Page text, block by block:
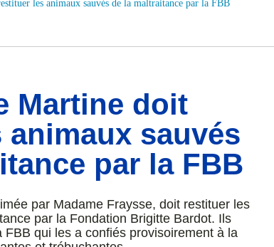
Martine doit
sauvés
par la FBB
par Madame Fraysse, doit restituer les
par la Fondation Brigitte Bardot. Ils
qui les a confiés provisoirement à la